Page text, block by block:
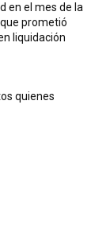
en el mes de la
prometió
liquidación
quienes